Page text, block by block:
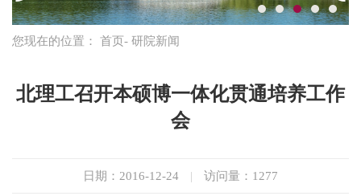
您现在的位置： 首页- 研院新闻
北理工召开本硕博一体化贯通培养工作
会
日期：2016-12-24 | 访问量： 1277